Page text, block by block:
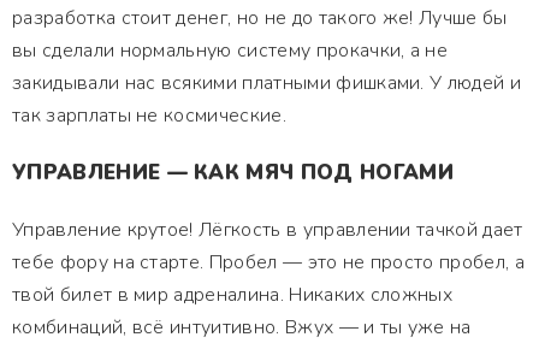
разработка стоит денег, но не до такого же! Лучше бы
вы сделали нормальную систему прокачки, а не
закидывали нас всякими платными фишками. У людей и
так зарплаты не космические.
УПРАВЛЕНИЕ — КАК МЯЧ ПОД НОГАМИ
Управление крутое! Лёгкость в управлении тачкой дает
тебе фору на старте. Пробел — это не просто пробел, а
твой билет в мир адреналина. Никаких сложных
комбинаций, всё интуитивно. Вжух — и ты уже на